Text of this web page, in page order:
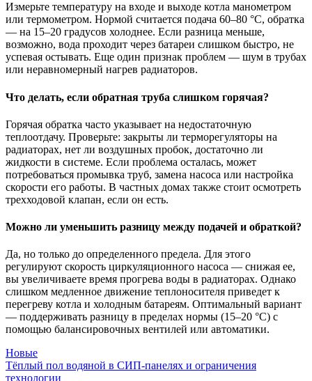
Измерьте температуру на входе и выходе котла манометром
или термометром. Нормой считается подача 60–80 °C, обратка
— на 15–20 градусов холоднее. Если разница меньше,
возможно, вода проходит через батареи слишком быстро, не
успевая остывать. Еще один признак проблем — шум в трубах
или неравномерный нагрев радиаторов.
Что делать, если обратная труба слишком горячая?
Горячая обратка часто указывает на недостаточную
теплоотдачу. Проверьте: закрыты ли терморегуляторы на
радиаторах, нет ли воздушных пробок, достаточно ли
жидкости в системе. Если проблема осталась, может
потребоваться промывка труб, замена насоса или настройка
скорости его работы. В частных домах также стоит осмотреть
трехходовой клапан, если он есть.
Можно ли уменьшить разницу между подачей и обраткой?
Да, но только до определенного предела. Для этого
регулируют скорость циркуляционного насоса — снижая ее,
вы увеличиваете время прогрева воды в радиаторах. Однако
слишком медленное движение теплоносителя приведет к
перегреву котла и холодным батареям. Оптимальный вариант
— поддерживать разницу в пределах нормы (15–20 °C) с
помощью балансировочных вентилей или автоматики.
Новые
Тёплый пол водяной в СИП-панелях и ограничения
технологии